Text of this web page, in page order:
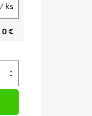
/ ks
0 €